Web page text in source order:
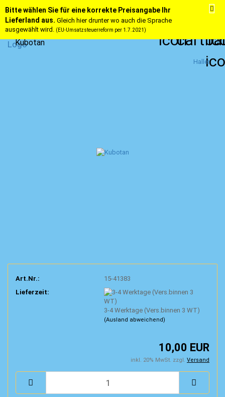
Bitte wählen Sie für eine korrekte Preisangabe Ihr
Lieferland aus. Gleich hier drunter wo auch die Sprache
ausgewählt wird. (EU-Umsatzsteuerreform per 1.7.2021)
Kubotan
Haller
Art.Nr.:
15-41383
Lieferzeit:
3-4 Werktage (Vers.binnen 3 WT)
(Ausland abweichend)
10,00 EUR
inkl. 20% MwSt. zzgl. Versand